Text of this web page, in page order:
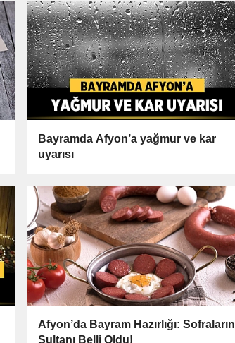
Bayramda Afyon’a yağmur ve kar
uyarısı
Afyon’da Bayram Hazırlığı: Sofraların
Sultanı Belli Oldu!